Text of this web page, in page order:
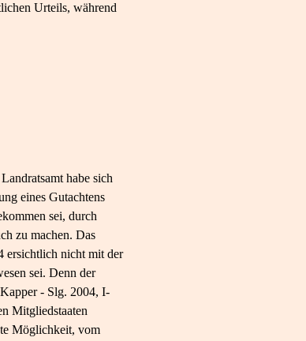
Urteils, während
habe sich
eines Gutachtens
sei, durch
zu machen. Das
ersichtlich nicht mit der
sei. Denn der
- Slg. 2004, I-
Mitgliedstaaten
Möglichkeit, vom